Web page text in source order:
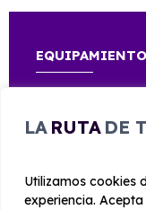
LA RUTA DE
Utilizamos cookies
experiencia.